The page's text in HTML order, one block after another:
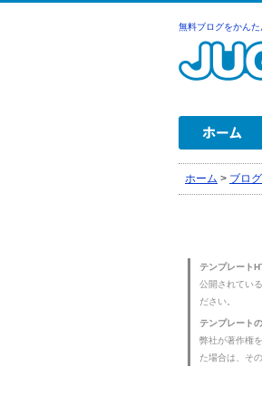
無料ブログをかんた
ホーム > ブロ
テンプレート
公開されてい
ださい。
テンプレート
弊社が著作権
た場合は、そ